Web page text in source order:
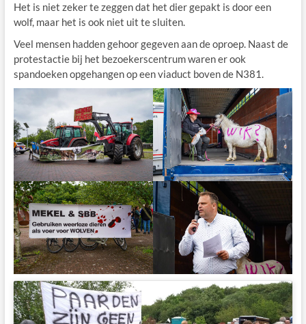
Het is niet zeker te zeggen dat het dier gepakt is door een
wolf, maar het is ook niet uit te sluiten.
Veel mensen hadden gehoor gegeven aan de oproep. Naast de
protestactie bij het bezoekerscentrum waren er ook
spandoeken opgehangen op een viaduct boven de N381.